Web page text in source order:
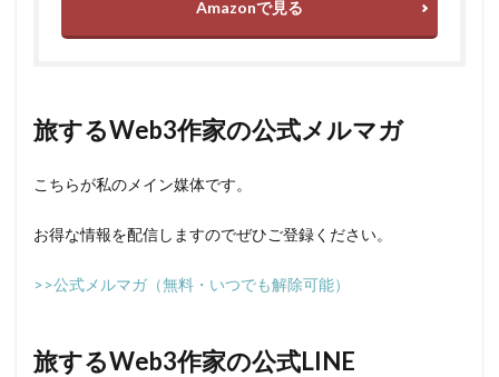
Amazonで見る
旅するWeb3作家の公式メルマガ
こちらが私のメイン媒体です。
お得な情報を配信しますのでぜひご登録ください。
>>公式メルマガ（無料・いつでも解除可能）
旅するWeb3作家の公式LINE